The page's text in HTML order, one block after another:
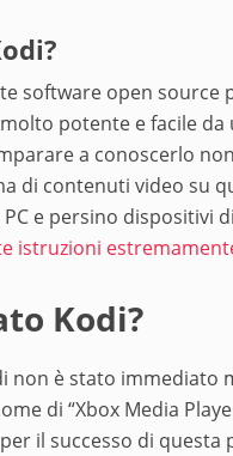
software open source
potente e facile
a conoscerlo
di contenuti video su
PC e persino dispositivi
istruzioni
Kodi?
non è stato immediato
di “Xbox Media
il successo di questa